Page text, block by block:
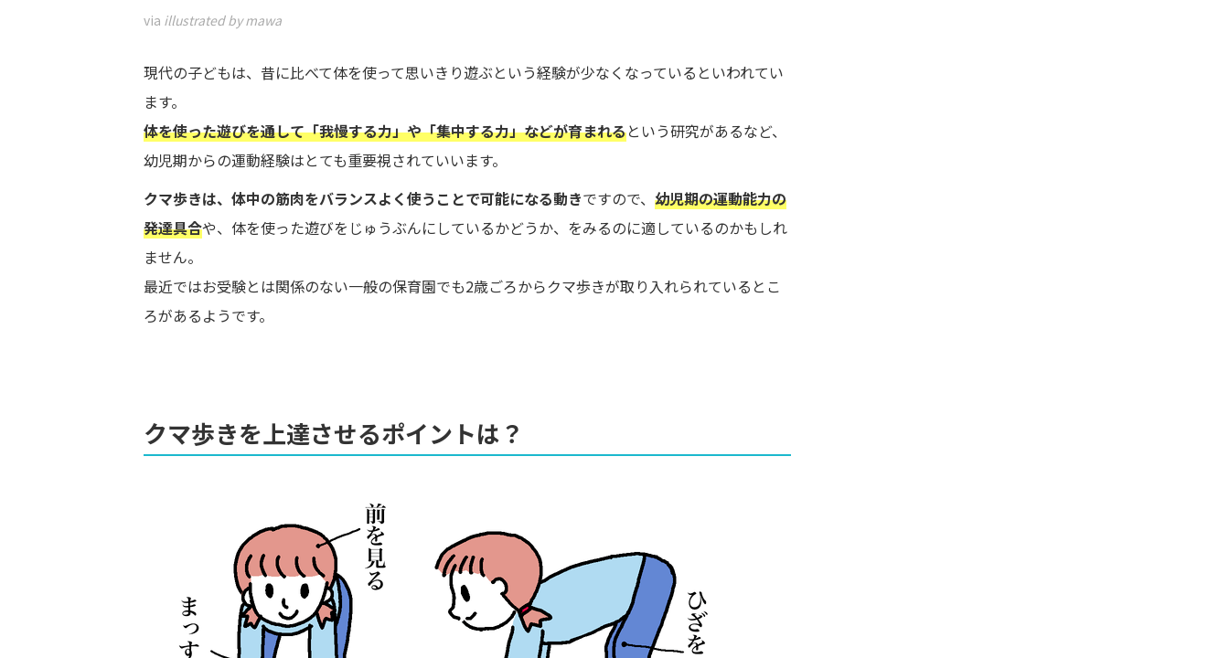
via illustrated by mawa
現代の子どもは、昔に比べて体を使って思いきり遊ぶという経験が少なくなっているといわれてい
ます。
体を使った遊びを通して「我慢する力」や「集中する力」などが育まれるという研究があるなど、
幼児期からの運動経験はとても重要視されていいます。
クマ歩きは、 体中の筋肉をバランスよく使うことで可能になる動きですので、 幼児期の運動能力の
発達具合や、体を使った遊びをじゅうぶんにしているかどうか、をみるのに適しているのかもしれ
ません。
最近ではお受験とは関係のない一般の保育園でも2歳ごろからクマ歩きが取り入れられているとこ
ろがあるようです。
クマ歩きを上達させるポイントは？